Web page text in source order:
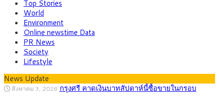
Top Stories
World
Environment
Online newstime Data
PR News
Society
Lifestyle
News Update
สิงหาคม 3, 2026 กรุงศรี คาดเงินบาทสัปดาห์นี้ซื้อขายในกรอบ